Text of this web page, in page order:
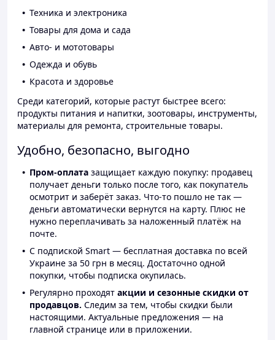
Техника и электроника
Товары для дома и сада
Авто- и мототовары
Одежда и обувь
Красота и здоровье
Среди категорий, которые растут быстрее всего:
продукты питания и напитки, зоотовары, инструменты,
материалы для ремонта, строительные товары.
Удобно, безопасно, выгодно
Пром-оплата защищает каждую покупку: продавец
получает деньги только после того, как покупатель
осмотрит и заберёт заказ. Что-то пошло не так —
деньги автоматически вернутся на карту. Плюс не
нужно переплачивать за наложенный платёж на
почте.
С подпиской Smart — бесплатная доставка по всей
Украине за 50 грн в месяц. Достаточно одной
покупки, чтобы подписка окупилась.
Регулярно проходят акции и сезонные скидки от
продавцов. Следим за тем, чтобы скидки были
настоящими. Актуальные предложения — на
главной странице или в приложении.